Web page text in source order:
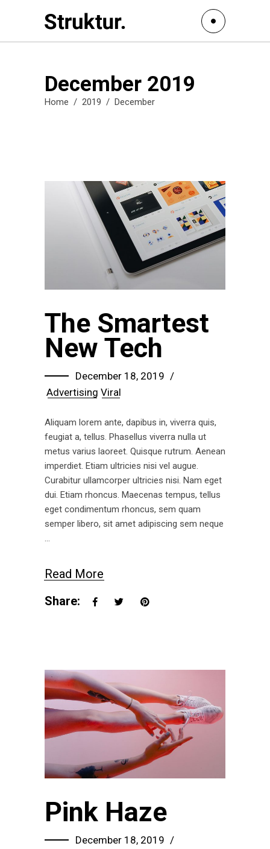
December 2019
Home / 2019 / December
The Smartest
New Tech
December 18, 2019
Advertising Viral
Aliquam lorem ante, dapibus in, viverra quis,
feugiat a, tellus. Phasellus viverra nulla ut
metus varius laoreet. Quisque rutrum. Aenean
imperdiet. Etiam ultricies nisi vel augue.
Curabitur ullamcorper ultricies nisi. Nam eget
dui. Etiam rhoncus. Maecenas tempus, tellus
eget condimentum rhoncus, sem quam
semper libero, sit amet adipiscing sem neque
Read More
Share:
Pink Haze
December 18, 2019